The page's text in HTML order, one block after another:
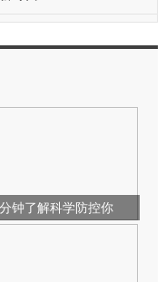
钟了解科学防控你